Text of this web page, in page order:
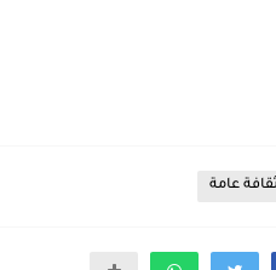
ثقافة عامة